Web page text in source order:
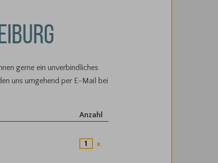
gerne ein unverbindliches
uns umgehend per E-Mail bei
Anzahl
x